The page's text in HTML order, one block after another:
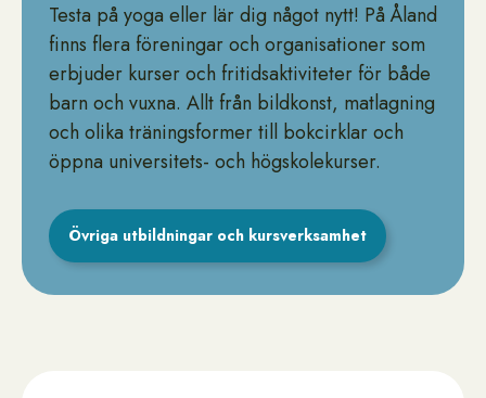
Testa på yoga eller lär dig något nytt! På Åland
finns flera föreningar och organisationer som
erbjuder kurser och fritidsaktiviteter för både
barn och vuxna. Allt från bildkonst, matlagning
och olika träningsformer till bokcirklar och
öppna universitets- och högskolekurser.
Övriga utbildningar och kursverksamhet